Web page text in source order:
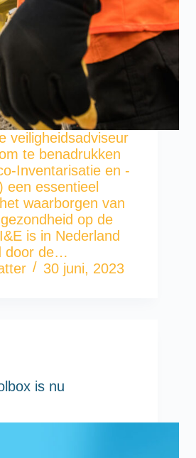
veiligheidsadviseur
te benadrukken
Inventarisatie en -
een essentieel
waarborgen van
op de
is in Nederland
door de…
30 juni, 2023
is nu